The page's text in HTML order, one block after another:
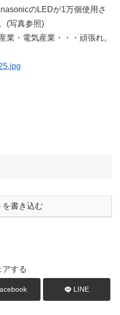
のLEDが1万個使用さ
(写真参照)
業・電気産業・・・頑張れ。
を書き込む
アする
LINE